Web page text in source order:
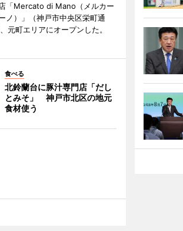
「Mercato di Mano（メルカー
ノ）」（神戸市中央区栄町通
元町エリアにオープンした。
食べる
北鈴蘭台に豚汁専門店「だし
とみそ」 神戸市北区の地元
食材使う